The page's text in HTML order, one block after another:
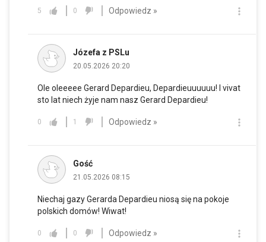
5 0 Odpowiedz »
Józefa z PSLu
20.05.2026 20:20
Ole oleeeee Gerard Depardieu, Depardieuuuuuu! I vivat
sto lat niech żyje nam nasz Gerard Depardieu!
0 1 Odpowiedz »
Gość
21.05.2026 08:15
Niechaj gazy Gerarda Depardieu niosą się na pokoje
polskich domów! Wiwat!
0 0 Odpowiedz »